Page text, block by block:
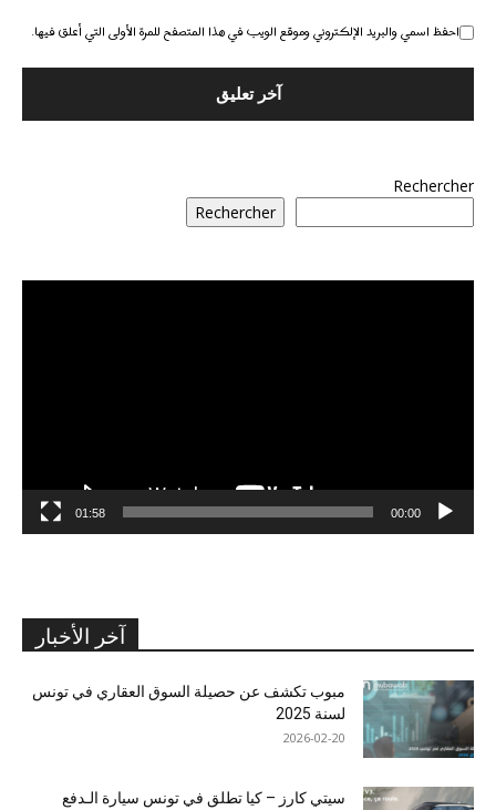
احفظ اسمي والبريد الإلكتروني وموقع الويب في هذا المتصفح للمرة الأولى التي أعلق فيها.
Rechercher
Rechercher
00:00
01:58
آخر الأخبار
مبوب تكشف عن حصيلة السوق العقاري في تونس
لسنة 2025
2026-02-20
سيتي كارز – كيا تطلق في تونس سيارة الـدفع